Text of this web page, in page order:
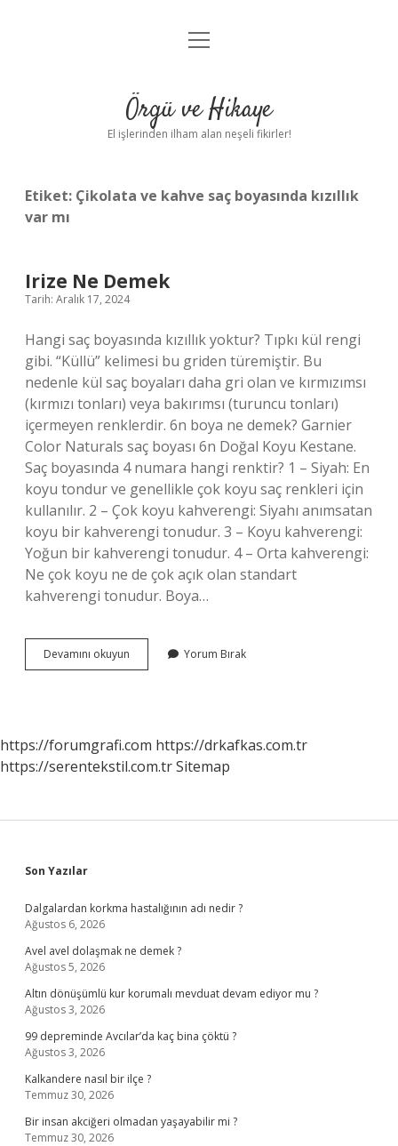
Anasayfa
Yasal Uyarı
menüyü
Örgü ve Hikaye
El işlerinden ilham alan neşeli fikirler!
Etiket: Çikolata ve kahve saç boyasında kızıllık
var mı
Irize Ne Demek
Tarih: Aralık 17, 2024
Hangi saç boyasında kızıllık yoktur? Tıpkı kül rengi
gibi. “Küllü” kelimesi bu griden türemiştir. Bu
nedenle kül saç boyaları daha gri olan ve kırmızımsı
(kırmızı tonları) veya bakırımsı (turuncu tonları)
içermeyen renklerdir. 6n boya ne demek? Garnier
Color Naturals saç boyası 6n Doğal Koyu Kestane.
Saç boyasında 4 numara hangi renktir? 1 – Siyah: En
koyu tondur ve genellikle çok koyu saç renkleri için
kullanılır. 2 – Çok koyu kahverengi: Siyahı anımsatan
koyu bir kahverengi tonudur. 3 – Koyu kahverengi:
Yoğun bir kahverengi tonudur. 4 – Orta kahverengi:
Ne çok koyu ne de çok açık olan standart
kahverengi tonudur. Boya…
Devamını okuyun
Ne
Yorum Bırak
https://forumgrafi.com https://drkafkas.com.tr
https://serentekstil.com.trSitemap
Sidebar
Son Yazılar
Dalgalardan korkma hastalığının adı nedir ?
Ağustos 6, 2026
Avel avel dolaşmak ne demek ?
Ağustos 5, 2026
Altın dönüşümlü kur korumalı mevduat devam ediyor mu ?
Ağustos 3, 2026
99 depreminde Avcılar’da kaç bina çöktü ?
Ağustos 3, 2026
Kalkandere nasıl bir ilçe ?
Temmuz 30, 2026
Bir insan akciğeri olmadan yaşayabilir mi ?
Temmuz 30, 2026